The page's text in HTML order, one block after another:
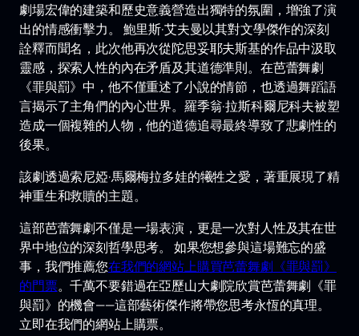
劇場宏偉的建築和歷史意義營造出獨特的氛圍，增強了演
出的情感衝擊力。 鮑里斯·艾夫曼以其對文學傑作的深刻
詮釋而聞名，此次他再次從陀思妥耶夫斯基的作品中汲取
靈感，探索人性的內在矛盾及其道德準則。在芭蕾舞劇
《罪與罰》中，他不僅重述了小說的情節，也透過舞蹈語
言揭示了主角們的內心世界。羅季翁·拉斯科爾尼科夫被塑
造成一個複雜的人物，他的道德追尋最終導致了悲劇性的
後果。
該劇透過索尼婭·馬爾梅拉多娃的犧牲之愛，著重展現了精
神重生和救贖的主題。
這部芭蕾舞劇不僅是一場表演，更是一次對人性及其在世
界中地位的深刻哲學思考。 如果您想參與這場難忘的盛
事，我們推薦您在我們的網站上購買芭蕾舞劇《罪與罰》
的門票。千萬不要錯過在亞歷山大劇院欣賞芭蕾舞劇《罪
與罰》的機會——這部藝術傑作將帶您思考永恆的真理。
立即在我們的網站上購票。